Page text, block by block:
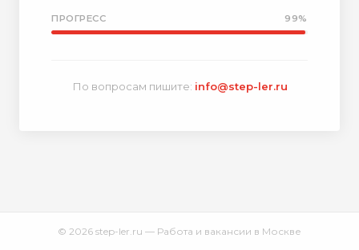
ПРОГРЕСС 99%
По вопросам пишите: info@step-ler.ru
© 2026 step-ler.ru — Работа и вакансии в Москве